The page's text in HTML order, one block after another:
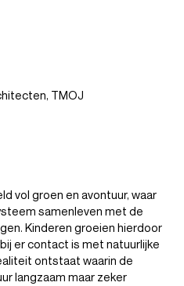
TMOJ
vol groen en avontuur, waar
samenleven met de
Kinderen groeien hierdoor
er contact is met natuurlijke
ontstaat waarin de
langzaam maar zeker